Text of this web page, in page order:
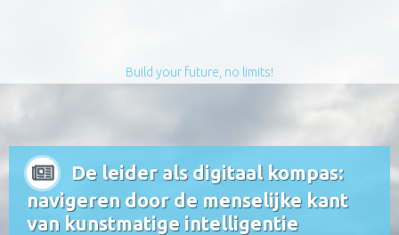
Build your future, no limits!
De leider als digitaal kompas:
navigeren door de menselijke kant
van kunstmatige intelligentie